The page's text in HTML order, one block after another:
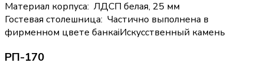
Материал корпуса: ЛДСП белая, 25 мм
Гостевая столешница: Частично выполнена в
фирменном цвете банкаiИскусственный камень
РП-170